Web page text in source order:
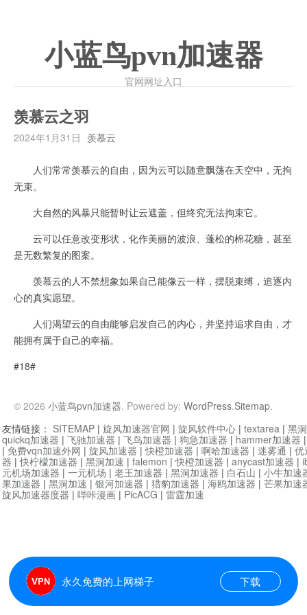
小蓝鸟pvn加速器
官网网址入口
羡慕云之羽
2024年1月31日 羡慕云
人们常常羡慕云的自由，因为云可以随意飘荡在天空中，无拘
无束。
大自然的风暴只能暂时让云遮盖，但终究无法拘束它。
云可以任意改变形状，化作美丽的波浪、蓬松的棉花糖，甚至
是无数繁复的图案。
羡慕云的人不禁想象如果自己能像云一样，摆脱束缚，追逐内
心的真实愿望。
人们渴望云的自由能够启发自己的内心，并坚持追求自由，才
能拥有属于自己的幸福。
#18#
© 2026 小蓝鸟pvn加速器. Powered by: WordPress.Sitemap.
永久免费的上网梯子 下载
友情链接： SITEMAP | 旋风加速器官网 | 旋风软件中心 | textarea | 黑
quickq加速器 | 飞驰加速器 | 飞鸟加速器 | 狗急加速器 | hammer加速器
| 免费vqn加速外网 | 旋风加速器 |快橙加速器 | 啊哈加速器 | 迷雾通 | 优
器 |快柠檬加速器 | 黑洞加速 | falemon |快橙加速器 | anycast加速器 |
元机场加速器 | 一元机场 | 老王加速器 | 黑洞加速器 | 白石山 | 小牛加速
果加速器 | 黑洞加速 | 银河加速器 | 猎豹加速器 | 海鸥加速器 | 芒果加速
旋风加速器度器 | 哔咔漫画 | PicACG | 雷霆加速